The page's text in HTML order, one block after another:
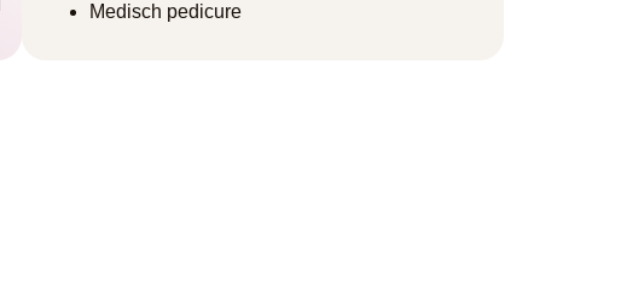
Medisch pedicure